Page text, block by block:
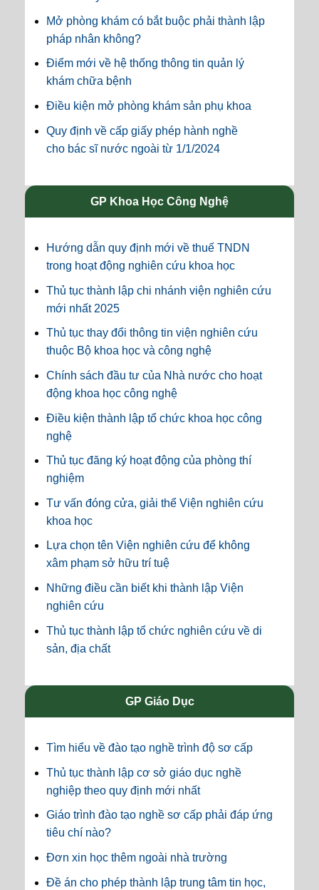
Mở phòng khám có bắt buộc phải thành lập
pháp nhân không?
Điểm mới về hệ thống thông tin quản lý
khám chữa bệnh
Điều kiện mở phòng khám sản phụ khoa
Quy định về cấp giấy phép hành nghề
cho bác sĩ nước ngoài từ 1/1/2024
GP Khoa Học Công Nghệ
Hướng dẫn quy định mới về thuế TNDN
trong hoạt động nghiên cứu khoa học
Thủ tục thành lập chi nhánh viện nghiên cứu
mới nhất 2025
Thủ tục thay đổi thông tin viện nghiên cứu
thuộc Bộ khoa học và công nghệ
Chính sách đầu tư của Nhà nước cho hoạt
động khoa học công nghệ
Điều kiện thành lập tổ chức khoa học công
nghệ
Thủ tục đăng ký hoạt động của phòng thí
nghiệm
Tư vấn đóng cửa, giải thể Viện nghiên cứu
khoa học
Lựa chọn tên Viện nghiên cứu để không
xâm phạm sở hữu trí tuệ
Những điều cần biết khi thành lập Viện
nghiên cứu
Thủ tục thành lập tổ chức nghiên cứu về di
sản, địa chất
GP Giáo Dục
Tìm hiểu về đào tạo nghề trình độ sơ cấp
Thủ tục thành lập cơ sở giáo dục nghề
nghiệp theo quy định mới nhất
Giáo trình đào tạo nghề sơ cấp phải đáp ứng
tiêu chí nào?
Đơn xin học thêm ngoài nhà trường
Đề án cho phép thành lập trung tâm tin học,